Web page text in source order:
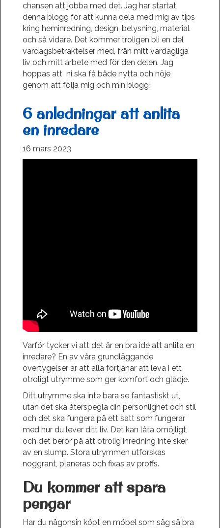
chansen att jobba med det. Jag har startat
denna blogg för att kunna dela med mig av tips
kring heminredning, design, belysning, material
och så vidare. Det kommer troligen bli en del
vardagsbetraktelser med, från mitt vardagliga
liv och mitt arbete med för den delen. Jag
hoppas att ni ska få både nytta och nöje
genom att följa mig och min blogg!
6 anledningar att anlita
en inredare
16 mars 2023
Varför tycker vi att det är en bra idé att anlita en
inredare? En av våra grundläggande
övertygelser är att alla förtjänar att leva i ett
otroligt utrymme som ger komfort och glädje.
Ditt utrymme ska inte bara se fantastiskt ut,
utan det ska återspegla din personlighet och stil
och det ska fungera på ett sätt som fungerar
med hur du lever ditt liv. Det kan låta omöjligt,
och det beror på att otrolig inredning inte sker
av en slump. Stora utrymmen utforskas
noggrant, planeras och fixas av proffs.
Du kommer att spara
pengar
Har du någonsin köpt en möbel som såg så bra